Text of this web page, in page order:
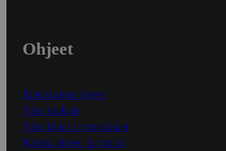
Ohjeet
Ensitilaajan ohjeet
Näin maksat
Näin tilaat ja muokkaat
Kaikki ohjeet ja vinkit